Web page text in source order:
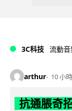
3C科技 流動
arthur 10 小時
抗通脹奇